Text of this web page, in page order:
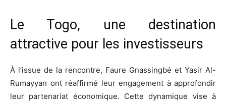
Le Togo, une destination
attractive pour les investisseurs
À l’issue de la rencontre, Faure Gnassingbé et Yasir Al-
Rumayyan ont réaffirmé leur engagement à approfondir
leur partenariat économique. Cette dynamique vise à